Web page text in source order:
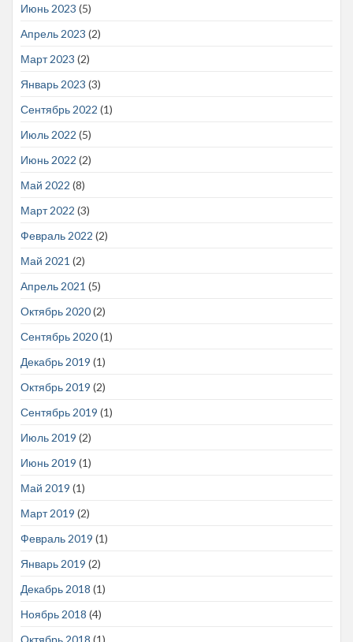
Июнь 2023 (5)
Апрель 2023 (2)
Март 2023 (2)
Январь 2023 (3)
Сентябрь 2022 (1)
Июль 2022 (5)
Июнь 2022 (2)
Май 2022 (8)
Март 2022 (3)
Февраль 2022 (2)
Май 2021 (2)
Апрель 2021 (5)
Октябрь 2020(2)
Сентябрь 2020(1)
Декабрь 2019 (1)
Октябрь 2019 (2)
Сентябрь 2019 (1)
Июль 2019 (2)
Июнь 2019 (1)
Май 2019 (1)
Март 2019 (2)
Февраль 2019 (1)
Январь 2019 (2)
Декабрь 2018 (1)
Ноябрь 2018 (4)